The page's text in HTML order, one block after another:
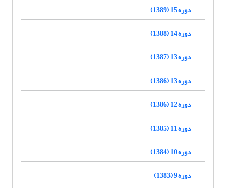
دوره 15 (1389)
دوره 14 (1388)
دوره 13 (1387)
دوره 13 (1386)
دوره 12 (1386)
دوره 11 (1385)
دوره 10 (1384)
دوره 9 (1383)